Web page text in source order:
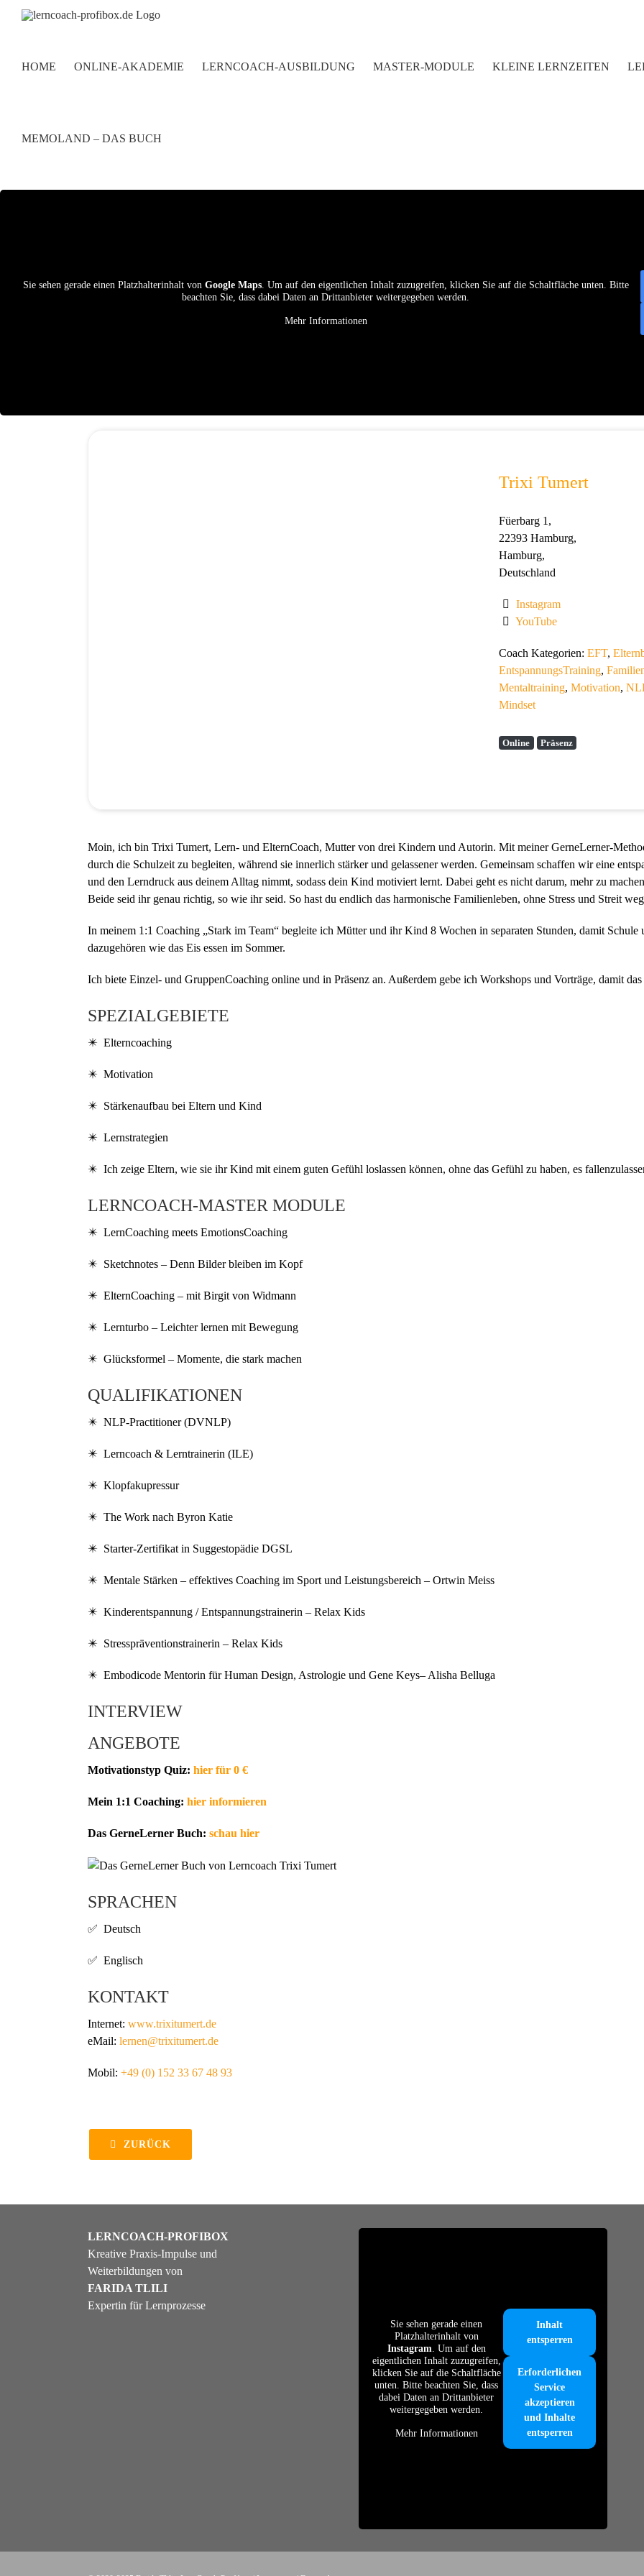
Inhalt
HOME ONLINE-AKADEMIE LERNCOACH-AUSBILDUNG MASTER-MODULE KLEINE LERNZEITEN
MEMOLAND – DAS BUCH
Sie sehen gerade einen Platzhalterinhalt von Google Maps. Um auf den eigentlichen Inhalt zuzugreifen, klicken Sie auf die Schaltfläche unten. Bitte
beachten Sie, dass dabei Daten an Drittanbieter weitergegeben werden.
Mehr Informationen
Trixi Tumert
Füerbarg 1 ,
22393 Hamburg,
Hamburg,
Deutschland
Instagram
YouTube
Coach Kategorien: EFT,
EntspannungsTraining,
Mentaltraining, Motivation,
Mindset
Online Präsenz
Moin, ich bin Trixi Tumert, Lern- und ElternCoach, Mutter von drei Kindern und Autorin. Mit meiner GerneLerner-
durch die Schulzeit zu begleiten, während sie innerlich stärker und gelassener werden. Gemeinsam schaffen wir eine
und den Lerndruck aus deinem Alltag nimmt, sodass dein Kind motiviert lernt. Dabei geht es nicht darum, mehr zu
Beide seid ihr genau richtig, so wie ihr seid. So hast du endlich das harmonische Familienleben, ohne Stress und Streit
In meinem 1:1 Coaching „Stark im Team“ begleite ich Mütter und ihr Kind 8 Wochen in separaten Stunden, damit
dazugehören wie das Eis essen im Sommer.
Ich biete Einzel- und GruppenCoaching online und in Präsenz an. Außerdem gebe ich Workshops und Vorträge, damit
SPEZIALGEBIETE
✴️ Elterncoaching
✴️ Motivation
✴️ Stärkenaufbau bei Eltern und Kind
✴️ Lernstrategien
✴️ Ich zeige Eltern, wie sie ihr Kind mit einem guten Gefühl loslassen können, ohne das Gefühl zu haben, es
LERNCOACH-MASTER MODULE
✴️ LernCoaching meets EmotionsCoaching
✴️ Sketchnotes – Denn Bilder bleiben im Kopf
✴️ ElternCoaching – mit Birgit von Widmann
✴️ Lernturbo – Leichter lernen mit Bewegung
✴️ Glücksformel – Momente, die stark machen
QUALIFIKATIONEN
✴️ NLP-Practitioner (DVNLP)
✴️ Lerncoach & Lerntrainerin (ILE)
✴️ Klopfakupressur
✴️ The Work nach Byron Katie
✴️ Starter-Zertifikat in Suggestopädie DGSL
✴️ Mentale Stärken – effektives Coaching im Sport und Leistungsbereich – Ortwin Meiss
✴️ Kinderentspannung / Entspannungstrainerin – Relax Kids
✴️ Stresspräventionstrainerin – Relax Kids
✴️ Embodicode Mentorin für Human Design, Astrologie und Gene Keys– Alisha Belluga
INTERVIEW
ANGEBOTE
Motivationstyp Quiz: hier für 0 €
Mein 1:1 Coaching: hier informieren
Das GerneLerner Buch: schau hier
SPRACHEN
✅ Deutsch
✅ Englisch
KONTAKT
Internet: www.trixitumert.de
eMail: lernen@trixitumert.de
Mobil: +49 (0) 152 33 67 48 93
ZURÜCK
LERNCOACH-PROFIBOX
Kreative Praxis-Impulse und
Weiterbildungen von
FARIDA TLILI
Expertin für Lernprozesse
Sie sehen gerade einen
Platzhalterinhalt von
Instagram. Um auf den
eigentlichen Inhalt zuzugreifen,
klicken Sie auf die Schaltfläche
unten. Bitte beachten Sie, dass
dabei Daten an Drittanbieter
weitergegeben werden.
Mehr Informationen
Inhalt
entsperren
Erforderlichen
Service
akzeptieren
und Inhalte
entsperren